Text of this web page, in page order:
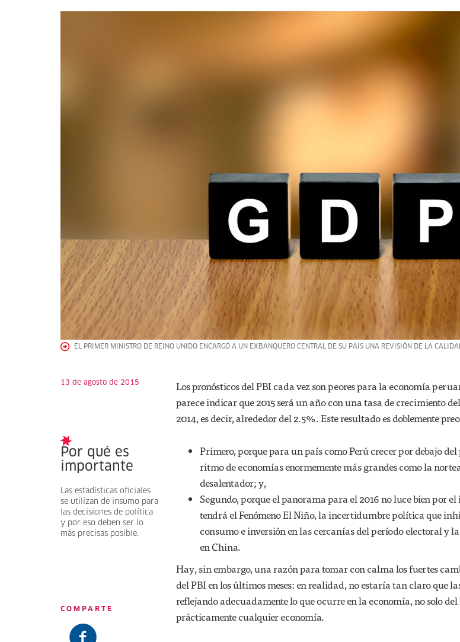
EL PRIMER MINISTRO DE REINO UNIDO ENCARGÓ A UN EXBANQUERO CENTRAL DE SU PAÍS UNA REVISIÓN DE LA
13 de agosto de 2015
Por qué es
importante
Las estadísticas oficiales
se utilizan de insumo para
las decisiones de política
y por eso deben ser lo
más precisas posible.
COMPARTE
Los pronósticos del PBI cada vez son peores para la economía
parece indicar que 2015 será un año con una tasa de crecimiento
2014, es decir, alrededor del 2.5%. Este resultado es doblemente
Primero, porque para un país como Perú crecer por debajo
ritmo de economías enormemente más grandes como la
desalentador; y,
Segundo, porque el panorama para el 2016 no luce bien por el
tendrá el Fenómeno El Niño, la incertidumbre política que
consumo e inversión en las cercanías del período electoral y
en China.
Hay, sin embargo, una razón para tomar con calma los fuertes
del PBI en los últimos meses: en realidad, no estaría tan claro que
reflejando adecuadamente lo que ocurre en la economía, no solo del
prácticamente cualquier economía.